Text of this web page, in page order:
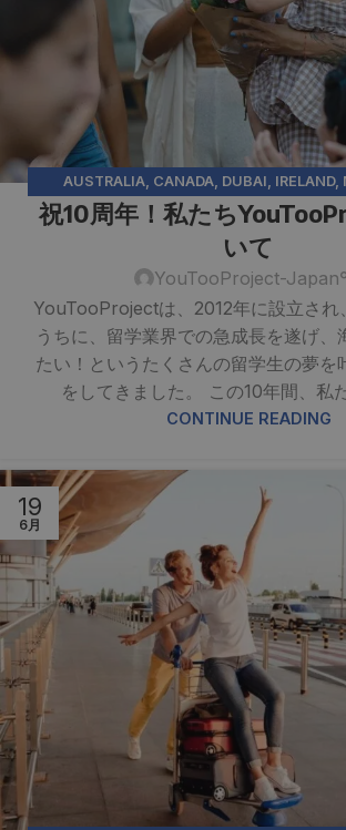
AUSTRALIA CANADA DUBAI IRELAND,
ZEALAND ,
祝10周年！私たち
いて
YouTooProject-Japan
YouTooProjectは、2012年に設立され
うちに、留学業界での急成長を遂げ、
たい！というたくさんの留学生の夢を
をしてきました。 この10年間、私
CONTINUE READING
19
6月